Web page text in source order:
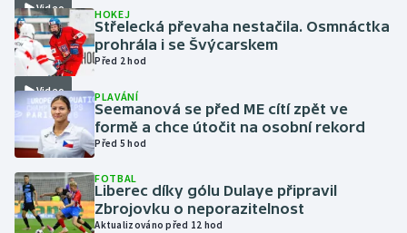
Lyže a snowboard
Moderní pětiboj
Motorsport
Olympijské hry
Parasport
Video
Video
HOKEJ
Střelecká převaha nestačila. Osmnáctka
prohrála i se Švýcarskem
Před 2 hod
PLAVÁNÍ
Seemanová se před ME cítí zpět ve
formě a chce útočit na osobní rekord
Před 5 hod
FOTBAL
Liberec díky gólu Dulaye připravil
Zbrojovku o neporazitelnost
Aktualizováno před 12 hod